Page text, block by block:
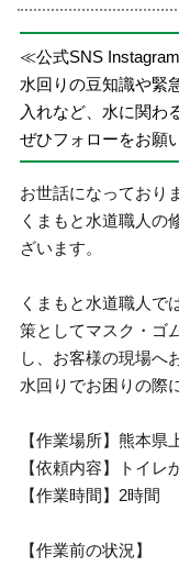
≪公式SNS
水回りの豆知識や緊
入れなど、水に関わ
ぜひフォローをお願
お世話になっており
くまもと水道職人の
ざいます。
くまもと水道職人で
策としてマスク・ゴ
し、お客様の現場へ
水回りでお困りの際
【作業場所】熊本
【依頼内容】トイレ
【作業時間】2時間
【作業前の状況】